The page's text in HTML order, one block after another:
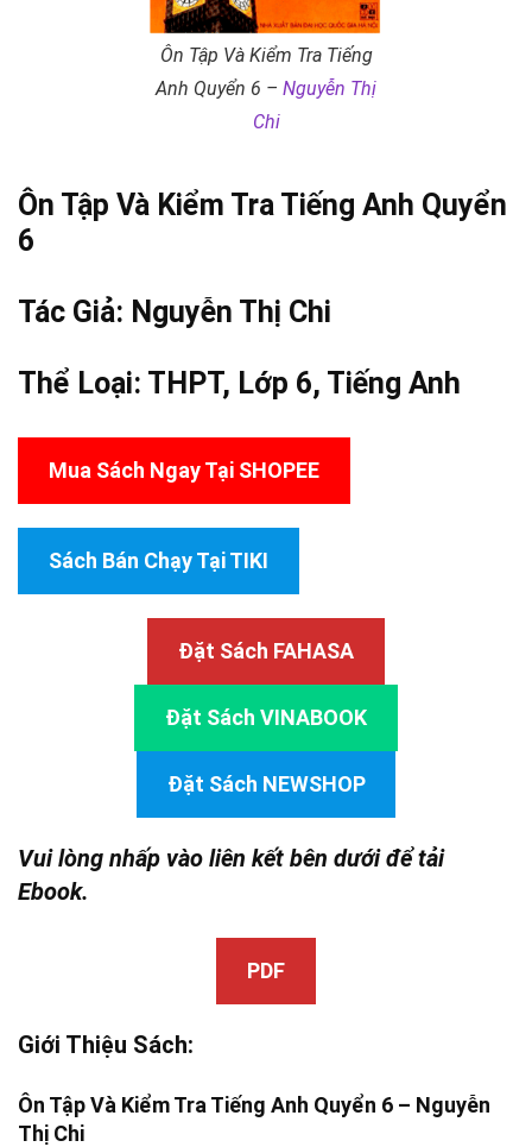
Ôn Tập Và Kiểm Tra Tiếng
Anh Quyển 6 – Nguyễn Thị
Chi
Ôn Tập Và Kiểm Tra Tiếng Anh Quyển
6
Tác Giả: Nguyễn Thị Chi
Thể Loại: THPT, Lớp 6, Tiếng Anh
Mua Sách Ngay Tại SHOPEE
Sách Bán Chạy Tại TIKI
Đặt Sách FAHASA
Đặt Sách VINABOOK
Đặt Sách NEWSHOP
Vui lòng nhấp vào liên kết bên dưới để tải
Ebook.
PDF
Giới Thiệu Sách:
Ôn Tập Và Kiểm Tra Tiếng Anh Quyển 6 – Nguyễn
Thị Chi